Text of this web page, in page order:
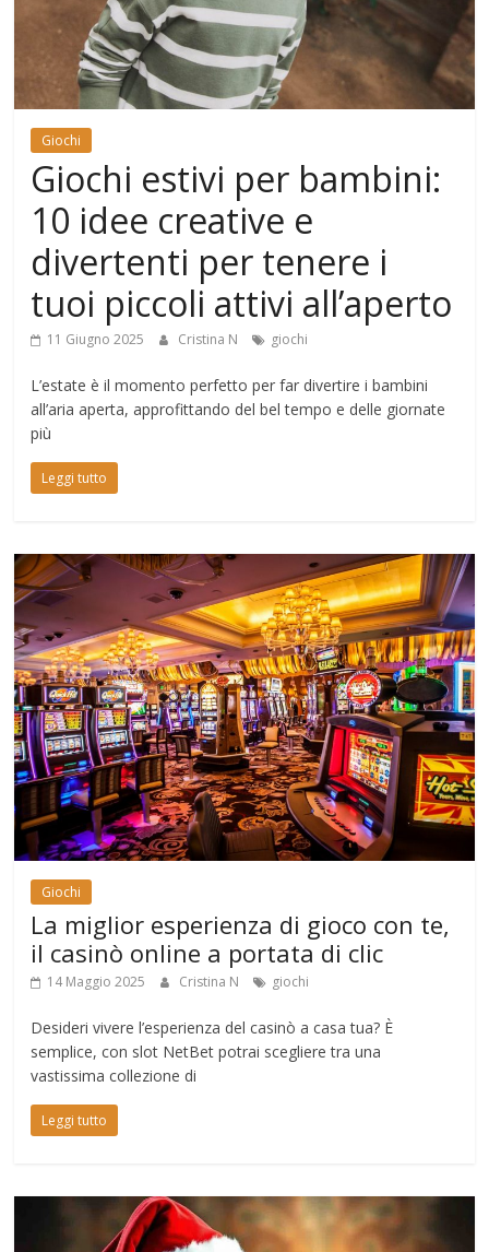
Mondo
Giochi
Giochi estivi per bambini:
10 idee creative e
divertenti per tenere i
tuoi piccoli attivi all’aperto
11 Giugno 2025 Cristina N giochi
L’estate è il momento perfetto per far divertire i bambini
all’aria aperta, approfittando del bel tempo e delle giornate
più
Leggi tutto
Giochi
La miglior esperienza di gioco con te,
il casinò online a portata di clic
14 Maggio 2025 Cristina N giochi
Desideri vivere l’esperienza del casinò a casa tua? È
semplice, con slot NetBet potrai scegliere tra una
vastissima collezione di
Leggi tutto